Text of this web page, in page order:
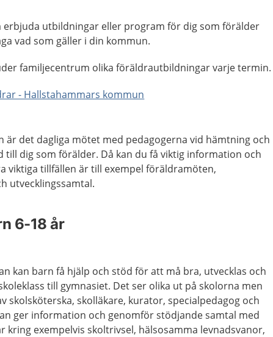
erbjuda utbildningar eller program för dig som förälder
vad som gäller i din kommun.
familjecentrum olika föräldrautbildningar varje termin.
- Hallstahammars kommun
är det dagliga mötet med pedagogerna vid hämtning och
till dig som förälder. Då kan du få viktig information och
viktiga tillfällen är till exempel föräldramöten,
utvecklingssamtal.
6-18 år
kan barn få hjälp och stöd för att må bra, utvecklas och
till gymnasiet. Det ser olika ut på skolorna men
skolsköterska, skolläkare, kurator, specialpedagog och
ger information och genomför stödjande samtal med
kring exempelvis skoltrivsel, hälsosamma levnadsvanor,